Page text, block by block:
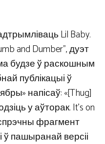
Lil Baby.
and Dumber”, дуэт
будзе ў раскошным
публікацыі ў
напісаў: «[Thug]
у аўторак. It’s on
фрагмент
ў пашыранай версіі